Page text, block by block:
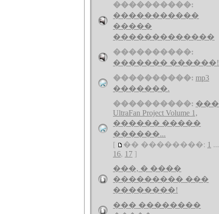
����������:
�����������
�����
�������������
����������:
������� ������!
����������: mp3
�������.
����������:
UltraFan Project Volume 1,
������ �����
������...
[
�� ��������: 1
16, 17 ]
���, � ����
��������� ���
��������!
��� ��������